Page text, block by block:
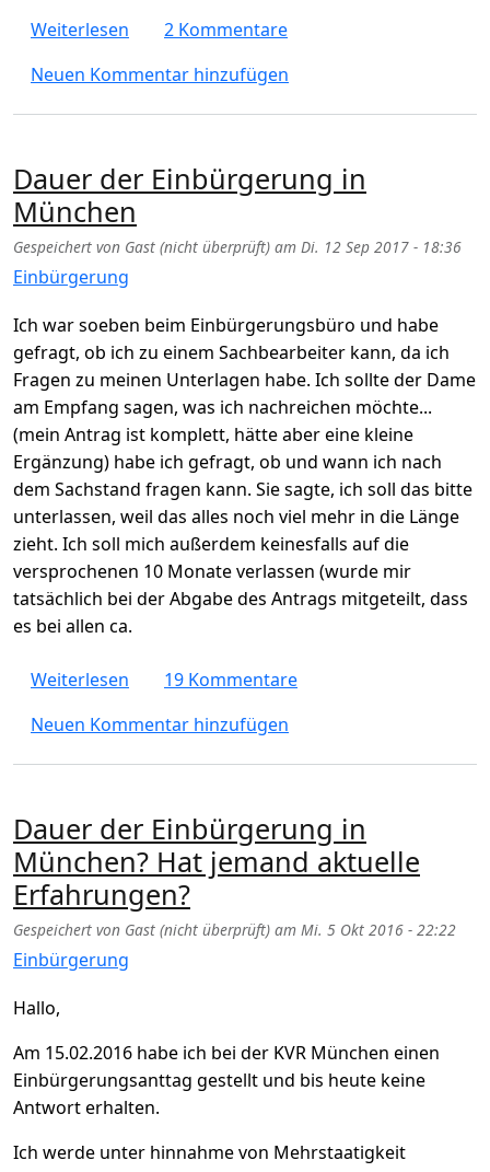
Weiterlesen über Erfahrungsbericht - Einbürgerung in
2 Kommentare
Neuen Kommentar hinzufügen
Dauer der Einbürgerung in
München
Gespeichert von Gast (nicht überprüft) am Di. 12 Sep 2017 - 18:36
Einbürgerung
Ich war soeben beim Einbürgerungsbüro und habe
gefragt, ob ich zu einem Sachbearbeiter kann, da ich
Fragen zu meinen Unterlagen habe. Ich sollte der Dame
am Empfang sagen, was ich nachreichen möchte...
(mein Antrag ist komplett, hätte aber eine kleine
Ergänzung) habe ich gefragt, ob und wann ich nach
dem Sachstand fragen kann. Sie sagte, ich soll das bitte
unterlassen, weil das alles noch viel mehr in die Länge
zieht. Ich soll mich außerdem keinesfalls auf die
versprochenen 10 Monate verlassen (wurde mir
tatsächlich bei der Abgabe des Antrags mitgeteilt, dass
es bei allen ca.
Weiterlesen über Dauer der Einbürgerung in München
19 Kommentare
Neuen Kommentar hinzufügen
Dauer der Einbürgerung in
München? Hat jemand aktuelle
Erfahrungen?
Gespeichert von Gast (nicht überprüft) am Mi. 5 Okt 2016 - 22:22
Einbürgerung
Hallo,
Am 15.02.2016 habe ich bei der KVR München einen
Einbürgerungsanttag gestellt und bis heute keine
Antwort erhalten.
Ich werde unter hinnahme von Mehrstaatigkeit